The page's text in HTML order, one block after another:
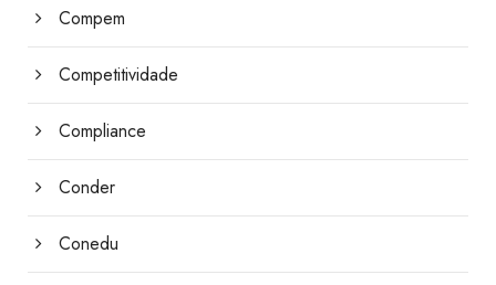
Compem
Competitividade
Compliance
Conder
Conedu